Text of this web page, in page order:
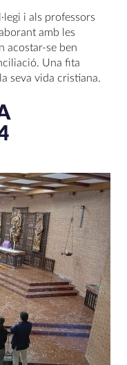
i als professors
amb les
acostar-se ben
Una fita
seva vida cristiana.